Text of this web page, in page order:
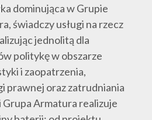
dominująca w Grupie
świadczy usługi na rzecz
jednolitą dla
politykę w obszarze
i zaopatrzenia,
prawnej oraz zatrudniania
Armatura realizuje